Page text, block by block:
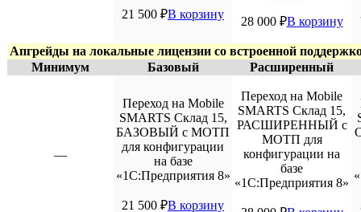
21 500 ₽В корзину
28 000 ₽В корзину
Апгрейды на локальные лицензии со встроенной
Минимум
Базовый Расширенный
—
Переход на Mobile
SMARTS Склад 15,
БАЗОВЫЙ с МОТП
для конфигурации
на базе
«1С:Предприятия 8»
21 500 ₽В корзину
Переход на Mobile
SMARTS Склад 15,
РАСШИРЕННЫЙ с
МОТП для
конфигурации на
базе
«1С:Предприятия 8»